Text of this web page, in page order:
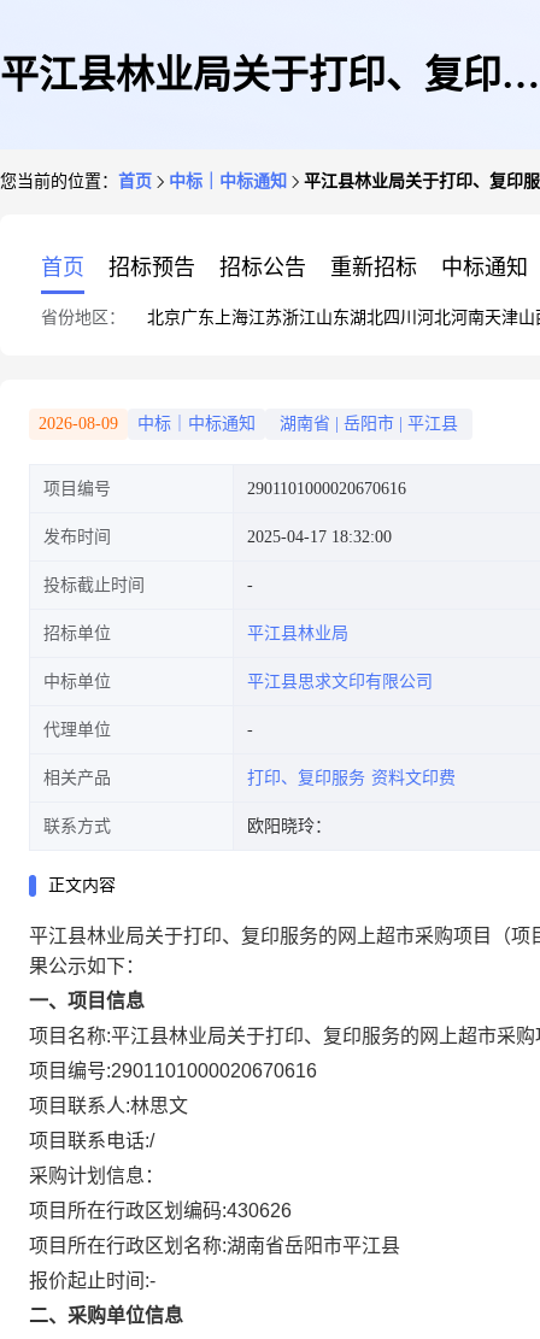
平江县林业局关于打印、复印服
您当前的位置： 首页 中标｜中标通知 平江县林业局关于打印、复印
首页 招标预告 招标公告 重新招标 中标通知
省份地区： 北京广东 上海江苏浙江山东湖北四川 河北河南天津山
2026-08-09 中标｜中标通知 湖南省 岳阳市 平江县
项目编号 2901101000020670616
发布时间 2025-04-17 18:32:00
投标截止时间
招标单位 平江县林业局
中标单位 平江县思求文印有限公司
代理单位
相关产品 打印、复印服务 资料文印费
联系方式 欧阳晓玲：
正文内容
平江县林业局关于打印、复印服务的网上超市采购项目
（
果公示如下：
一、项目信息
项目名称:平江县林业局关于打印、复印服务的网上超市采购
项目编号:2901101000020670616
项目联系人:林思文
项目联系电话:/
采购计划信息：
项目所在行政区划编码:430626
项目所在行政区划名称:湖南省岳阳市平江县
报价起止时间:-
二、采购单位信息